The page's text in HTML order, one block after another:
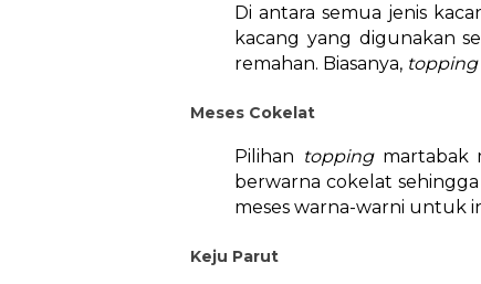
Di antara semua jenis
kacang yang digunakan
remahan. Biasanya, topping
Meses Cokelat
Pilihan topping martabak
berwarna cokelat
meses warna-warni untuk
Keju Parut